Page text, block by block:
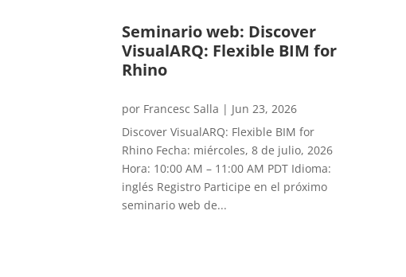
Seminario web: Discover
VisualARQ: Flexible BIM for
Rhino
por Francesc Salla | Jun 23, 2026
Discover VisualARQ: Flexible BIM for
Rhino Fecha: miércoles, 8 de julio, 2026
Hora: 10:00 AM – 11:00 AM PDT Idioma:
inglés Registro Participe en el próximo
seminario web de...